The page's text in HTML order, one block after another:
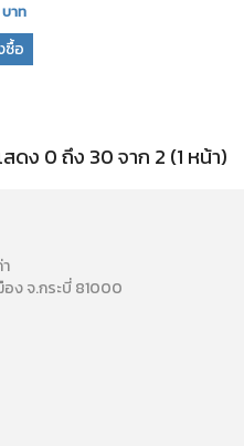
าท
ซื้อ
ดง 0 ถึง 30 จาก 2 (1 หน้า)
อง จ.กระบี่ 81000